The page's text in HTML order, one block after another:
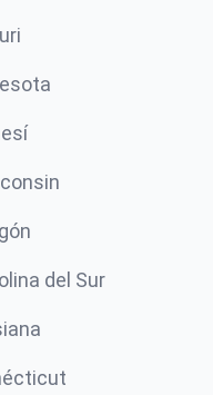
del Sur